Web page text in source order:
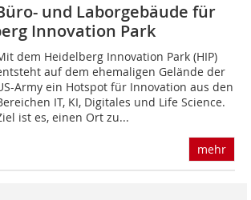
und Laborgebäude für
Innovation Park
dem Heidelberg Innovation Park (HIP)
auf dem ehemaligen Gelände der
Army ein Hotspot für Innovation aus den
IT, KI, Digitales und Life Science.
ist es, einen Ort zu...
mehr